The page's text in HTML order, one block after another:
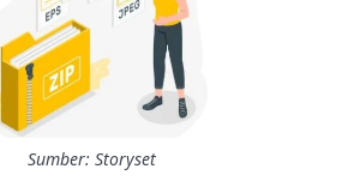
Sumber: Storyset